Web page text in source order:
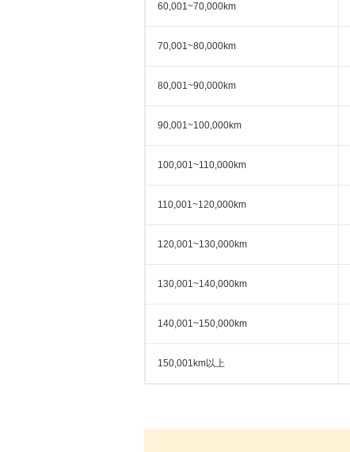
60,001~70,000km
70,001~80,000km
80,001~90,000km
90,001~100,000km
100,001~110,000km
110,001~120,000km
120,001~130,000km
130,001~140,000km
140,001~150,000km
150,001km以上